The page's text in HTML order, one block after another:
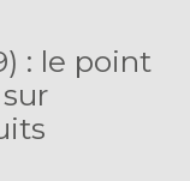
: le point